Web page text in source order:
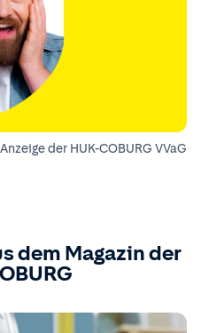
der HUK-COBURG VVaG
dem Magazin der